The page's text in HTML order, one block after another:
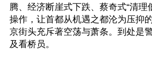
腾、经济断崖式下跌、蔡奇式“清理
操作，让首都从机遇之都沦为压抑
京街头充斥著空荡与萧条。到处是
及看桥员。